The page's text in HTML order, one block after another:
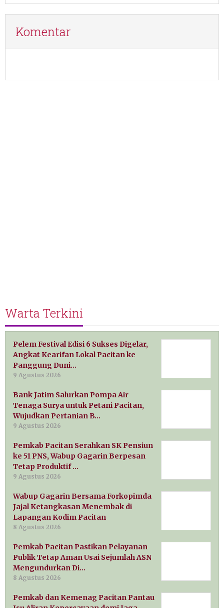
Komentar
Warta Terkini
Pelem Festival Edisi 6 Sukses Digelar,
Angkat Kearifan Lokal Pacitan ke
Panggung Duni…
9 Agustus 2026
Bank Jatim Salurkan Pompa Air
Tenaga Surya untuk Petani Pacitan,
Wujudkan Pertanian B…
9 Agustus 2026
Pemkab Pacitan Serahkan SK Pensiun
ke 51 PNS, Wabup Gagarin Berpesan
Tetap Produktif …
9 Agustus 2026
Wabup Gagarin Bersama Forkopimda
Jajal Ketangkasan Menembak di
Lapangan Kodim Pacitan
8 Agustus 2026
Pemkab Pacitan Pastikan Pelayanan
Publik Tetap Aman Usai Sejumlah ASN
Mengundurkan Di…
8 Agustus 2026
Pemkab dan Kemenag Pacitan Pantau